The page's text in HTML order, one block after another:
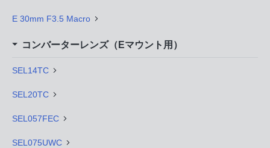
E 30mm F3.5 Macro
コンバーターレンズ（Eマウント用）
SEL14TC
SEL20TC
SEL057FEC
SEL075UWC